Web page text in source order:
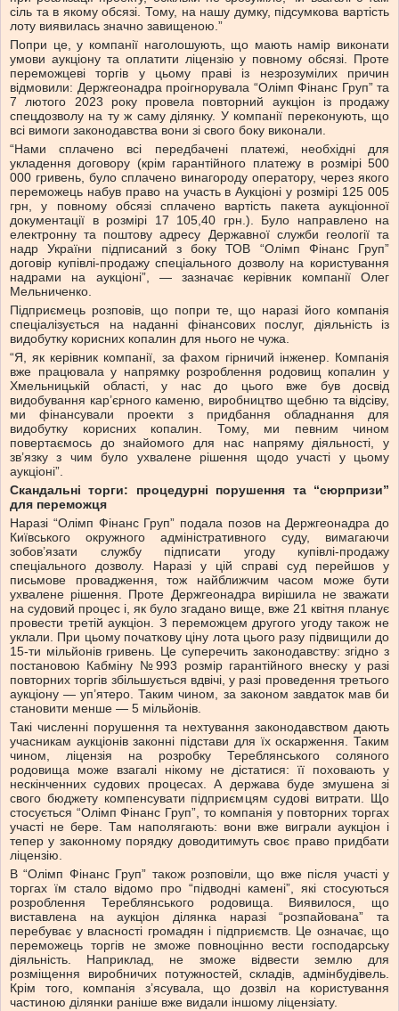
сіль та в якому обсязі. Тому, на нашу думку, підсумкова вартість
лоту виявилась значно завищеною.”
Попри це, у компанії наголошують, що мають намір виконати
умови аукціону та оплатити ліцензію у повному обсязі. Проте
переможцеві торгів у цьому праві із незрозумілих причин
відмовили: Держгеонадра проігнорувала “Олімп Фінанс Груп” та
7 лютого 2023 року провела повторний аукціон із продажу
спецдозволу на ту ж саму ділянку. У компанії переконують, що
всі вимоги законодавства вони зі свого боку виконали.
“Нами сплачено всі передбачені платежі, необхідні для
укладення договору (крім гарантійного платежу в розмірі 500
000 гривень, було сплачено винагороду оператору, через якого
переможець набув право на участь в Аукціоні у розмірі 125 005
грн, у повному обсязі сплачено вартість пакета аукціонної
документації в розмірі 17 105,40 грн.). Було направлено на
електронну та поштову адресу Державної служби геології та
надр України підписаний з боку ТОВ “Олімп Фінанс Груп”
договір купівлі-продажу спеціального дозволу на користування
надрами на аукціоні”, — зазначає керівник компанії Олег
Мельниченко.
Підприємець розповів, що попри те, що наразі його компанія
спеціалізується на наданні фінансових послуг, діяльність із
видобутку корисних копалин для нього не чужа.
“Я, як керівник компанії, за фахом гірничий інженер. Компанія
вже працювала у напрямку розроблення родовищ копалин у
Хмельницькій області, у нас до цього вже був досвід
видобування кар’єрного каменю, виробництво щебню та відсіву,
ми фінансували проекти з придбання обладнання для
видобутку корисних копалин. Тому, ми певним чином
повертаємось до знайомого для нас напряму діяльності, у
зв’язку з чим було ухвалене рішення щодо участі у цьому
аукціоні”.
Скандальні торги: процедурні порушення та “сюрпризи”
для переможця
Наразі “Олімп Фінанс Груп” подала позов на Держгеонадра до
Київського окружного адміністративного суду, вимагаючи
зобов’язати службу підписати угоду купівлі-продажу
спеціального дозволу. Наразі у цій справі суд перейшов у
письмове провадження, тож найближчим часом може бути
ухвалене рішення. Проте Держгеонадра вирішила не зважати
на судовий процес і, як було згадано вище, вже 21 квітня планує
провести третій аукціон. З переможцем другого угоду також не
уклали. При цьому початкову ціну лота цього разу підвищили до
15-ти мільйонів гривень. Це суперечить законодавству: згідно з
постановою Кабміну №993 розмір гарантійного внеску у разі
повторних торгів збільшується вдвічі, у разі проведення третього
аукціону — уп’ятеро. Таким чином, за законом завдаток мав би
становити менше — 5 мільйонів.
Такі численні порушення та нехтування законодавством дають
учасникам аукціонів законні підстави для їх оскарження. Таким
чином, ліцензія на розробку Тереблянського соляного
родовища може взагалі нікому не дістатися: її поховають у
нескінченних судових процесах. А держава буде змушена зі
свого бюджету компенсувати підприємцям судові витрати. Що
стосується “Олімп Фінанс Груп”, то компанія у повторних торгах
участі не бере. Там наполягають: вони вже виграли аукціон і
тепер у законному порядку доводитимуть своє право придбати
ліцензію.
В “Олімп Фінанс Груп” також розповіли, що вже після участі у
торгах їм стало відомо про “підводні камені”, які стосуються
розроблення Тереблянського родовища. Виявилося, що
виставлена на аукціон ділянка наразі “розпайована” та
перебуває у власності громадян і підприємств. Це означає, що
переможець торгів не зможе повноцінно вести господарську
діяльність. Наприклад, не зможе відвести землю для
розміщення виробничих потужностей, складів, адмінбудівель.
Крім того, компанія з’ясувала, що дозвіл на користування
частиною ділянки раніше вже видали іншому ліцензіату.